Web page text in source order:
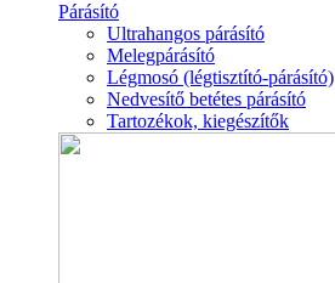
Párásító
Ultrahangos párásító
Melegpárásító
Légmosó (légtisztító-párásító)
Nedvesítő betétes párásító
Tartozékok, kiegészítők